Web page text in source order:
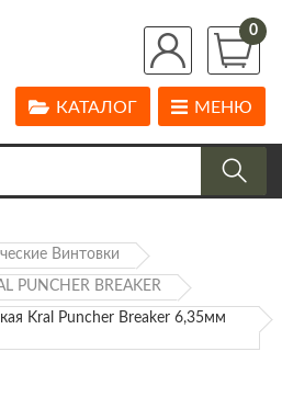
0
МЕНЮ
КАТАЛОГ
Винтовки
PUNCHER BREAKER
Kral Puncher Breaker 6,35мм